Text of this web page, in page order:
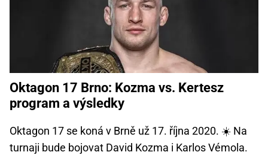
Oktagon 17 Brno: Kozma vs. Kertesz
program a výsledky
Oktagon 17 se koná v Brně už 17. října 2020. ☀️ Na
turnaji bude bojovat David Kozma i Karlos Vémola.